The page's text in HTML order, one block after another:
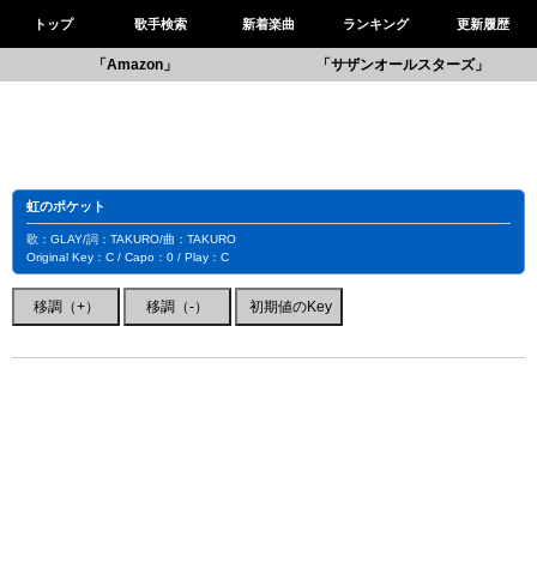
トップ 歌手検索 新着楽曲 ランキング 更新履歴
「Amazon」 「サザンオールスターズ」
虹のポケット
歌：GLAY/詞：TAKURO/曲：TAKURO
Original Key：C / Capo：0 / Play：C